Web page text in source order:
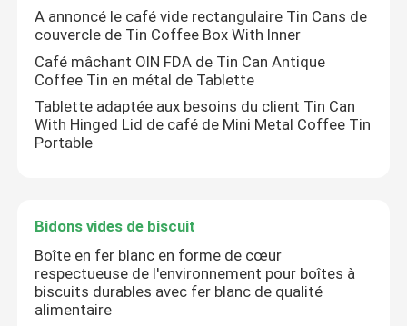
Vidéos
À propos de nous
Visite de l'usine
Nous contacter
Demandez un devis
A annoncé le café vide rectangulaire Tin Cans de
couvercle de Tin Coffee Box With Inner
Café mâchant OIN FDA de Tin Can Antique
Coffee Tin en métal de Tablette
Tablette adaptée aux besoins du client Tin Can
With Hinged Lid de café de Mini Metal Coffee Tin
Portable
Bidons vides de biscuit
Boîte en fer blanc en forme de cœur
respectueuse de l'environnement pour boîtes à
biscuits durables avec fer blanc de qualité
alimentaire